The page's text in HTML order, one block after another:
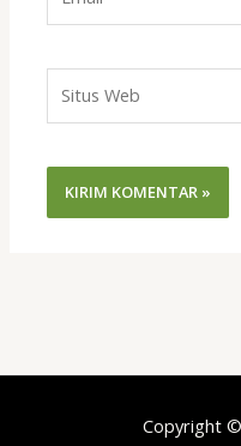
Web
Copyright ©